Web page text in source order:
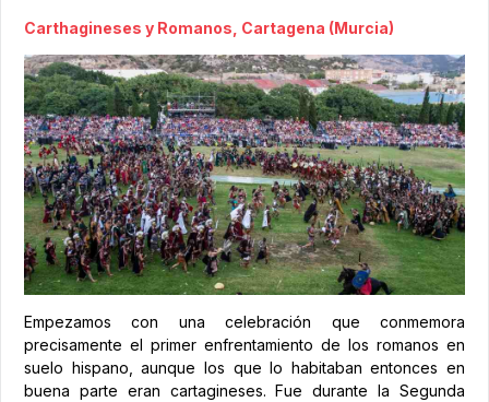
Carthagineses y Romanos, Cartagena (Murcia)
Empezamos con una celebración que conmemora
precisamente el primer enfrentamiento de los romanos en
suelo hispano, aunque los que lo habitaban entonces en
buena parte eran cartagineses. Fue durante la Segunda